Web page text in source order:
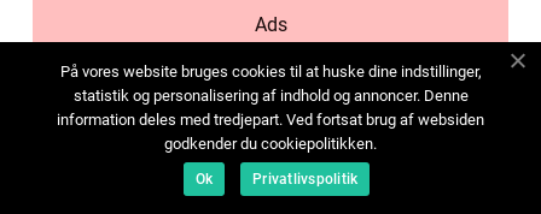
Ads
Cookies
Contact
Sitemap
På vores website bruges cookies til at huske dine indstillinger,
statistik og personalisering af indhold og annoncer. Denne
information deles med tredjepart. Ved fortsat brug af websiden
godkender du cookiepolitikken.
Ok Privatlivspolitik